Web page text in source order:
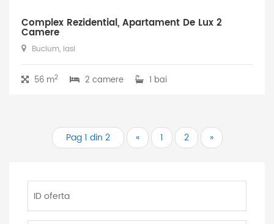
Complex Rezidential, Apartament De Lux 2
Camere
Bucium, Iasi
56 m2 2 camere 1 bai
Pag 1 din 2 « 1 2 »
oferta